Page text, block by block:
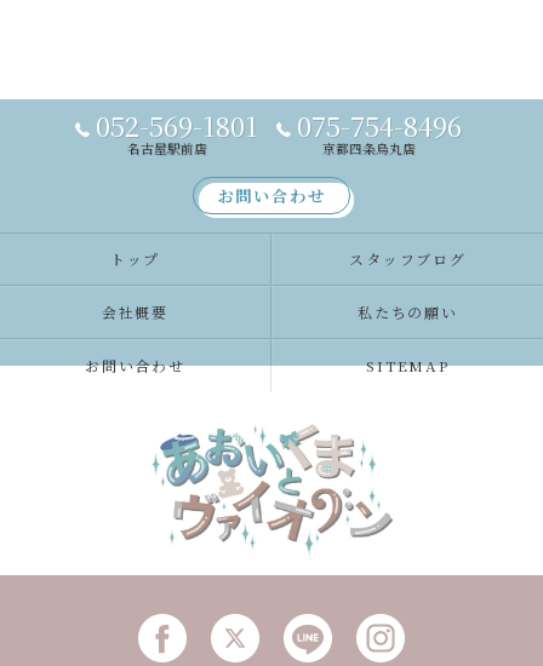
052-569-1801
名古屋駅前店
075-754-8496
京都四条烏丸店
お問い合わせ
トップ スタッフブログ
会社概要 私たちの願い
お問い合わせ SITEMAP